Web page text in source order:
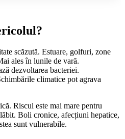
scăzută. Estuare, golfuri, zone
ales în lunile de vară.
dezvoltarea bacteriei.
climatice pot agrava
Riscul este mai mare pentru
Boli cronice, afecțiuni hepatice,
sunt vulnerabile.